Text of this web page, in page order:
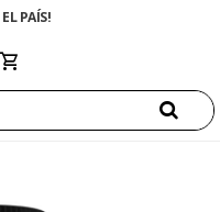
PAÍS!